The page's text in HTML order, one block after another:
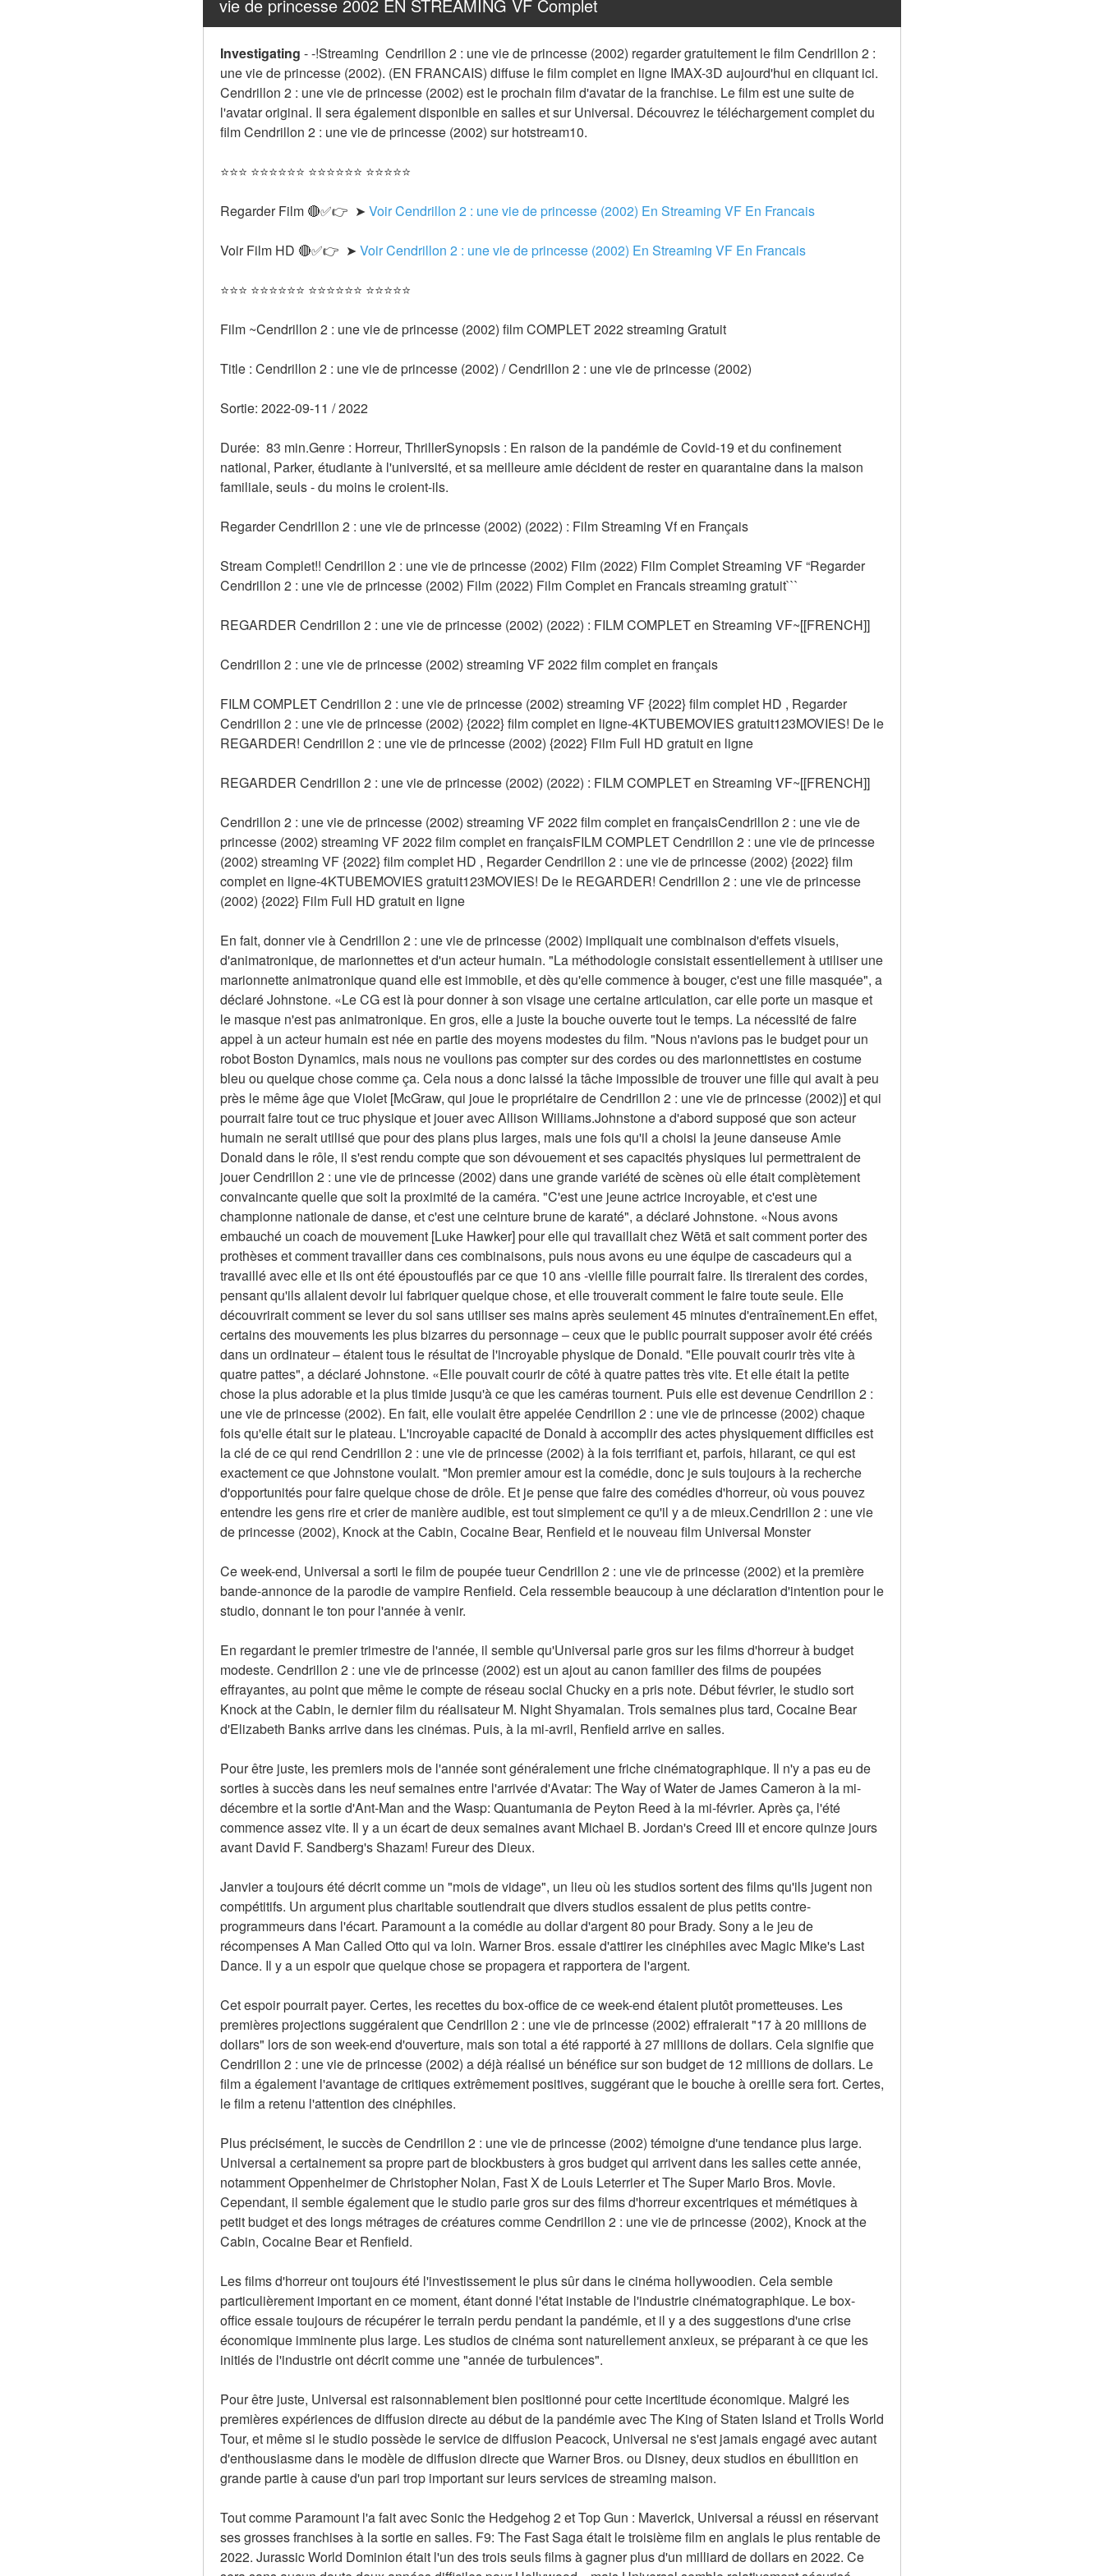
vie de princesse 2002 EN STREAMING VF Complet
Investigating --!Streaming  Cendrillon 2 : une vie de princesse (2002) regarder gratuitement le film Cendrillon 2 :
une vie de princesse (2002). (EN FRANCAIS) diffuse le film complet en ligne IMAX-3D aujourd'hui en cliquant ici.
Cendrillon 2 : une vie de princesse (2002) est le prochain film d'avatar de la franchise. Le film est une suite de
l'avatar original. Il sera également disponible en salles et sur Universal. Découvrez le téléchargement complet du
film Cendrillon 2 : une vie de princesse (2002) sur hotstream10.
⭐⭐⭐ ⭐⭐⭐⭐⭐⭐ ⭐⭐⭐⭐⭐⭐ ⭐⭐⭐⭐⭐
Regarder Film 🔴✅👉  ➤ Voir Cendrillon 2 : une vie de princesse (2002) En Streaming VF En Francais
Voir Film HD 🔴✅👉  ➤ Voir Cendrillon 2 : une vie de princesse (2002) En Streaming VF En Francais
⭐⭐⭐ ⭐⭐⭐⭐⭐⭐ ⭐⭐⭐⭐⭐⭐ ⭐⭐⭐⭐⭐
Film ~Cendrillon 2 : une vie de princesse (2002) film COMPLET 2022 streaming Gratuit
Title : Cendrillon 2 : une vie de princesse (2002) / Cendrillon 2 : une vie de princesse (2002)
Sortie: 2022-09-11 / 2022
Durée:  83 min.Genre : Horreur, ThrillerSynopsis : En raison de la pandémie de Covid-19 et du confinement
national, Parker, étudiante à l'université, et sa meilleure amie décident de rester en quarantaine dans la maison
familiale, seuls - du moins le croient-ils.
Regarder Cendrillon 2 : une vie de princesse (2002) (2022) : Film Streaming Vf en Français
Stream Complet!! Cendrillon 2 : une vie de princesse (2002) Film (2022) Film Complet Streaming VF “Regarder
Cendrillon 2 : une vie de princesse (2002) Film (2022) Film Complet en Francais streaming gratuit```
REGARDER Cendrillon 2 : une vie de princesse (2002) (2022) : FILM COMPLET en Streaming VF~[[FRENCH]]
Cendrillon 2 : une vie de princesse (2002) streaming VF 2022 film complet en français
FILM COMPLET Cendrillon 2 : une vie de princesse (2002) streaming VF {2022} film complet HD , Regarder
Cendrillon 2 : une vie de princesse (2002) {2022} film complet en ligne-4KTUBEMOVIES gratuit123MOVIES! De le
REGARDER! Cendrillon 2 : une vie de princesse (2002) {2022} Film Full HD gratuit en ligne
REGARDER Cendrillon 2 : une vie de princesse (2002) (2022) : FILM COMPLET en Streaming VF~[[FRENCH]]
Cendrillon 2 : une vie de princesse (2002) streaming VF 2022 film complet en françaisCendrillon 2 : une vie de
princesse (2002) streaming VF 2022 film complet en françaisFILM COMPLET Cendrillon 2 : une vie de princesse
(2002) streaming VF {2022} film complet HD , Regarder Cendrillon 2 : une vie de princesse (2002) {2022} film
complet en ligne-4KTUBEMOVIES gratuit123MOVIES! De le REGARDER! Cendrillon 2 : une vie de princesse
(2002) {2022} Film Full HD gratuit en ligne
En fait, donner vie à Cendrillon 2 : une vie de princesse (2002) impliquait une combinaison d'effets visuels,
d'animatronique, de marionnettes et d'un acteur humain. "La méthodologie consistait essentiellement à utiliser une
marionnette animatronique quand elle est immobile, et dès qu'elle commence à bouger, c'est une fille masquée", a
déclaré Johnstone. «Le CG est là pour donner à son visage une certaine articulation, car elle porte un masque et
le masque n'est pas animatronique. En gros, elle a juste la bouche ouverte tout le temps. La nécessité de faire
appel à un acteur humain est née en partie des moyens modestes du film. "Nous n'avions pas le budget pour un
robot Boston Dynamics, mais nous ne voulions pas compter sur des cordes ou des marionnettistes en costume
bleu ou quelque chose comme ça. Cela nous a donc laissé la tâche impossible de trouver une fille qui avait à peu
près le même âge que Violet [McGraw, qui joue le propriétaire de Cendrillon 2 : une vie de princesse (2002)] et qui
pourrait faire tout ce truc physique et jouer avec Allison Williams.Johnstone a d'abord supposé que son acteur
humain ne serait utilisé que pour des plans plus larges, mais une fois qu'il a choisi la jeune danseuse Amie
Donald dans le rôle, il s'est rendu compte que son dévouement et ses capacités physiques lui permettraient de
jouer Cendrillon 2 : une vie de princesse (2002) dans une grande variété de scènes où elle était complètement
convaincante quelle que soit la proximité de la caméra. "C'est une jeune actrice incroyable, et c'est une
championne nationale de danse, et c'est une ceinture brune de karaté", a déclaré Johnstone. «Nous avons
embauché un coach de mouvement [Luke Hawker] pour elle qui travaillait chez Wētā et sait comment porter des
prothèses et comment travailler dans ces combinaisons, puis nous avons eu une équipe de cascadeurs qui a
travaillé avec elle et ils ont été époustouflés par ce que 10 ans -vieille fille pourrait faire. Ils tireraient des cordes,
pensant qu'ils allaient devoir lui fabriquer quelque chose, et elle trouverait comment le faire toute seule. Elle
découvrirait comment se lever du sol sans utiliser ses mains après seulement 45 minutes d'entraînement.En effet,
certains des mouvements les plus bizarres du personnage – ceux que le public pourrait supposer avoir été créés
dans un ordinateur – étaient tous le résultat de l'incroyable physique de Donald. "Elle pouvait courir très vite à
quatre pattes", a déclaré Johnstone. «Elle pouvait courir de côté à quatre pattes très vite. Et elle était la petite
chose la plus adorable et la plus timide jusqu'à ce que les caméras tournent. Puis elle est devenue Cendrillon 2 :
une vie de princesse (2002). En fait, elle voulait être appelée Cendrillon 2 : une vie de princesse (2002) chaque
fois qu'elle était sur le plateau. L'incroyable capacité de Donald à accomplir des actes physiquement difficiles est
la clé de ce qui rend Cendrillon 2 : une vie de princesse (2002) à la fois terrifiant et, parfois, hilarant, ce qui est
exactement ce que Johnstone voulait. "Mon premier amour est la comédie, donc je suis toujours à la recherche
d'opportunités pour faire quelque chose de drôle. Et je pense que faire des comédies d'horreur, où vous pouvez
entendre les gens rire et crier de manière audible, est tout simplement ce qu'il y a de mieux.Cendrillon 2 : une vie
de princesse (2002), Knock at the Cabin, Cocaine Bear, Renfield et le nouveau film Universal Monster
Ce week-end, Universal a sorti le film de poupée tueur Cendrillon 2 : une vie de princesse (2002) et la première
bande-annonce de la parodie de vampire Renfield. Cela ressemble beaucoup à une déclaration d'intention pour le
studio, donnant le ton pour l'année à venir.
En regardant le premier trimestre de l'année, il semble qu'Universal parie gros sur les films d'horreur à budget
modeste. Cendrillon 2 : une vie de princesse (2002) est un ajout au canon familier des films de poupées
effrayantes, au point que même le compte de réseau social Chucky en a pris note. Début février, le studio sort
Knock at the Cabin, le dernier film du réalisateur M. Night Shyamalan. Trois semaines plus tard, Cocaine Bear
d'Elizabeth Banks arrive dans les cinémas. Puis, à la mi-avril, Renfield arrive en salles.
Pour être juste, les premiers mois de l'année sont généralement une friche cinématographique. Il n'y a pas eu de
sorties à succès dans les neuf semaines entre l'arrivée d'Avatar: The Way of Water de James Cameron à la mi-
décembre et la sortie d'Ant-Man and the Wasp: Quantumania de Peyton Reed à la mi-février. Après ça, l'été
commence assez vite. Il y a un écart de deux semaines avant Michael B. Jordan's Creed III et encore quinze jours
avant David F. Sandberg's Shazam! Fureur des Dieux.
Janvier a toujours été décrit comme un "mois de vidage", un lieu où les studios sortent des films qu'ils jugent non
compétitifs. Un argument plus charitable soutiendrait que divers studios essaient de plus petits contre-
programmeurs dans l'écart. Paramount a la comédie au dollar d'argent 80 pour Brady. Sony a le jeu de
récompenses A Man Called Otto qui va loin. Warner Bros. essaie d'attirer les cinéphiles avec Magic Mike's Last
Dance. Il y a un espoir que quelque chose se propagera et rapportera de l'argent.
Cet espoir pourrait payer. Certes, les recettes du box-office de ce week-end étaient plutôt prometteuses. Les
premières projections suggéraient que Cendrillon 2 : une vie de princesse (2002) effraierait "17 à 20 millions de
dollars" lors de son week-end d'ouverture, mais son total a été rapporté à 27 millions de dollars. Cela signifie que
Cendrillon 2 : une vie de princesse (2002) a déjà réalisé un bénéfice sur son budget de 12 millions de dollars. Le
film a également l'avantage de critiques extrêmement positives, suggérant que le bouche à oreille sera fort. Certes,
le film a retenu l'attention des cinéphiles.
Plus précisément, le succès de Cendrillon 2 : une vie de princesse (2002) témoigne d'une tendance plus large.
Universal a certainement sa propre part de blockbusters à gros budget qui arrivent dans les salles cette année,
notamment Oppenheimer de Christopher Nolan, Fast X de Louis Leterrier et The Super Mario Bros. Movie.
Cependant, il semble également que le studio parie gros sur des films d'horreur excentriques et mémétiques à
petit budget et des longs métrages de créatures comme Cendrillon 2 : une vie de princesse (2002), Knock at the
Cabin, Cocaine Bear et Renfield.
Les films d'horreur ont toujours été l'investissement le plus sûr dans le cinéma hollywoodien. Cela semble
particulièrement important en ce moment, étant donné l'état instable de l'industrie cinématographique. Le box-
office essaie toujours de récupérer le terrain perdu pendant la pandémie, et il y a des suggestions d'une crise
économique imminente plus large. Les studios de cinéma sont naturellement anxieux, se préparant à ce que les
initiés de l'industrie ont décrit comme une "année de turbulences".
Pour être juste, Universal est raisonnablement bien positionné pour cette incertitude économique. Malgré les
premières expériences de diffusion directe au début de la pandémie avec The King of Staten Island et Trolls World
Tour, et même si le studio possède le service de diffusion Peacock, Universal ne s'est jamais engagé avec autant
d'enthousiasme dans le modèle de diffusion directe que Warner Bros. ou Disney, deux studios en ébullition en
grande partie à cause d'un pari trop important sur leurs services de streaming maison.
Tout comme Paramount l'a fait avec Sonic the Hedgehog 2 et Top Gun : Maverick, Universal a réussi en réservant
ses grosses franchises à la sortie en salles. F9: The Fast Saga était le troisième film en anglais le plus rentable de
2022. Jurassic World Dominion était l'un des trois seuls films à gagner plus d'un milliard de dollars en 2022. Ce